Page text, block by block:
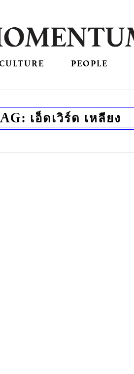
PEOPLE
เอ็ดเวิร์ด เหลียง